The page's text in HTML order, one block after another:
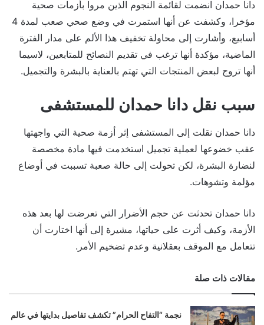
دانا حمدان انضمت لقائمة النجوم الذين مروا بأزمات صحية
مؤخرا، وكشفت عن أنها استمرت في وضع صحي صعب لمدة 4
أسابيع، وأشارت إلى محاولة تخفيف هذا الألم على مدار الفترة
الماضية، مؤكدة أنها ترغب في تقديم النصائح للمتابعين، لاسيما
أنها تروج لبعض المنتجات التي تهتم بالعناية بالبشرة والتجميل.
سبب نقل دانا حمدان للمستشفى
دانا حمدان نقلت إلى المستشفى إثر أزمة صحية التي واجهتها
عقب خضوعها لعملية تجميل استخدمت فيها مادة مخصصة
لنضارة البشرة، لكن تحولت إلى حالة صعبة تسببت في أوضاع
مؤلمة وتشوهات.
دانا حمدان تحدثت عن حجم الأضرار التي تعرضت لها بعد هذه
الأزمة، وكيف أثرت على حياتها، مشيرة إلى أنها اختارت أن
تتعامل مع الموقف بعقلانية وعدم تضخيم الأمر.
مقالات ذات صلة
نجمة “التفاح الحرام” تكشف تفاصيل بدايتها في عالم